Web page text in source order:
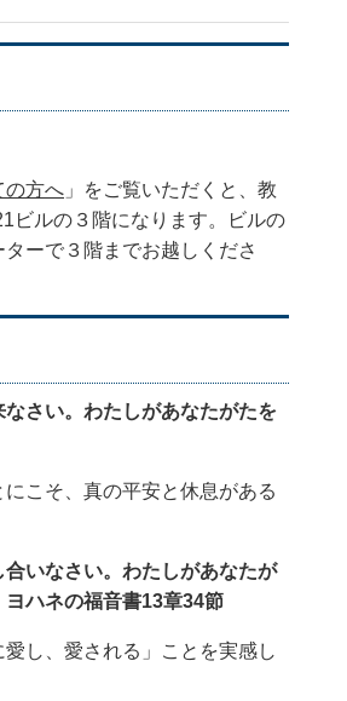
の方へ 」をご覧いただくと、教
ビルの３階になります。ビルの
ーで３階までお越しくださ
さい。わたしがあなたがたを
こそ、真の平安と休息がある
いなさい。わたしがあなたが
ヨハネの福音書13章34節
し、愛される」ことを実感し